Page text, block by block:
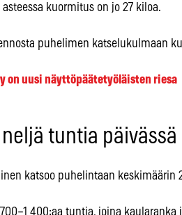
kuormitus on jo 27 kiloa.
puhelimen katselukulmaan
on uusi näyttöpäätetyöläisten riesa
tuntia päivässä
katsoo puhelintaan keskimäärin
400:aa tuntia, joina